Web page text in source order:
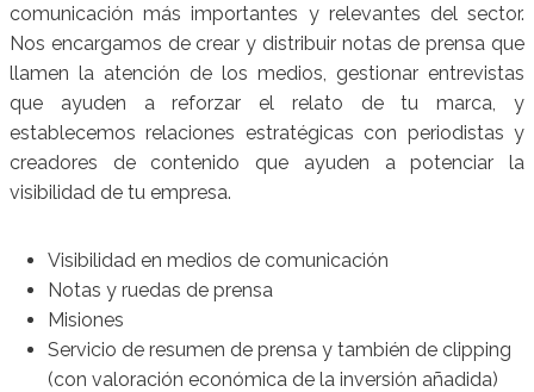
comunicación más importantes y relevantes del sector.
Nos encargamos de crear y distribuir notas de prensa que
llamen la atención de los medios, gestionar entrevistas
que ayuden a reforzar el relato de tu marca, y
establecemos relaciones estratégicas con periodistas y
creadores de contenido que ayuden a potenciar la
visibilidad de tu empresa.
Visibilidad en medios de comunicación
Notas y ruedas de prensa
Misiones
Servicio de resumen de prensa y también de clipping
(con valoración económica de la inversión añadida)